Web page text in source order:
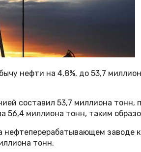
нефти на 4,8%, до 53,7
составил 53,7 миллиона тонн,
56,4 миллиона тонн, таким
нефтеперерабатывающем заводе
тонн.